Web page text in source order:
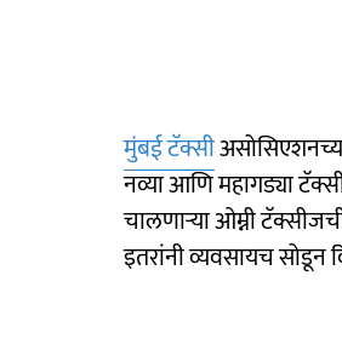
मुंबई टॅक्सी
नव्या आणि महागड्या
चालणाऱ्या ओम्नी
इतरांनी व्यवसायच सोडून